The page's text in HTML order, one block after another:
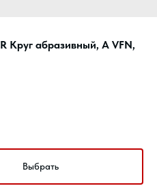
Круг абразивный, A VFN,
Выбрать